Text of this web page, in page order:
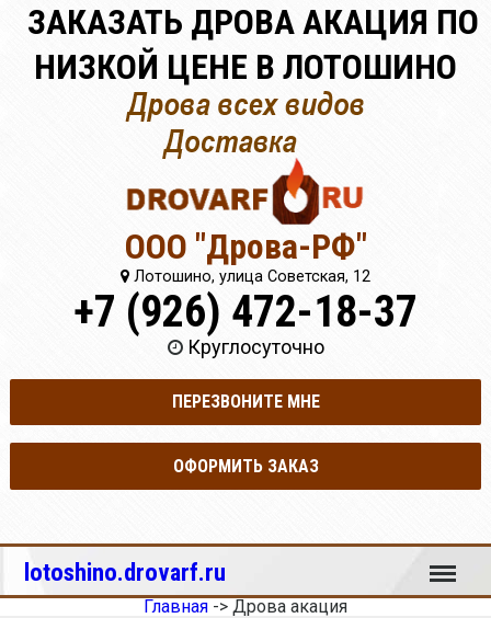
ЗАКАЗАТЬ ДРОВА АКАЦИЯ ПО
НИЗКОЙ ЦЕНЕ В ЛОТОШИНО
ООО "Дрова-РФ"
Лотошино, улица Советская, 12
+7 (926) 472-18-37
Круглосуточно
ПЕРЕЗВОНИТЕ МНЕ
ОФОРМИТЬ ЗАКАЗ
lotoshino.drovarf.ru Меню
Главная -> Дрова акация